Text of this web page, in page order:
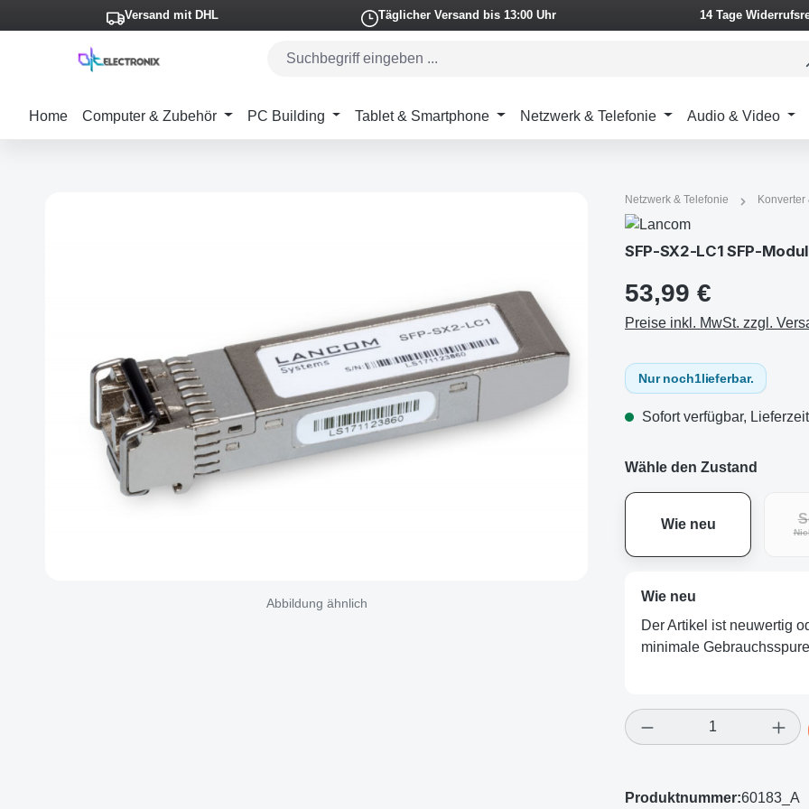
Hauptinhalt springen
Zur Suche springen
Zur Hauptnavigation springen
Versand mit DHL Täglicher Versand bis 13:00 Uhr 14 Tage
Home Computer & Zubehör PC Building Tablet & Smartphone Netzwerk & Telefonie Audio & Video
Abbildung ähnlich
Netzwerk & Telefonie Konverter
SFP-SX2-LC1 SFP-Modul
53,99 €
Preise inkl. MwSt. zzgl.
Nur noch1lieferbar.
Sofort verfügbar,
Wähle den Zustand
Wie neu
Wie neu
Der Artikel ist neuwertig
minimale
Produkt Anzahl:
Produktnummer:60183_A